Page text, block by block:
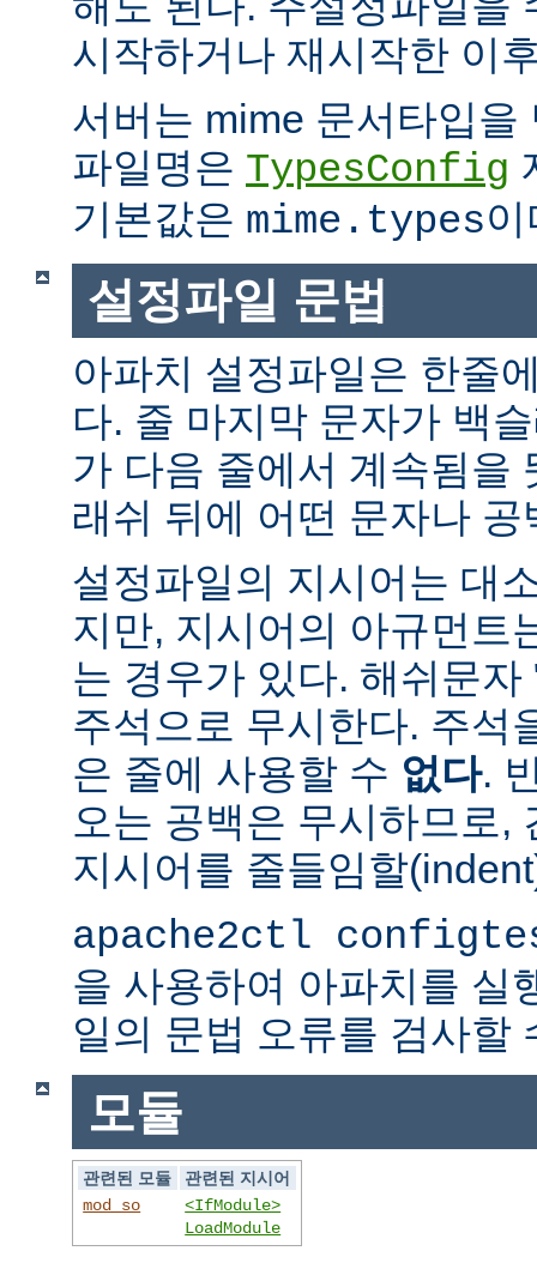
시작하거나 재시작한 이
서버는 mime 문서타입을
파일명은 TypesConfig
기본값은 mime.types이
설정파일 문법
아파치 설정파일은 한줄
다. 줄 마지막 문자가 백
가 다음 줄에서 계속됨을
래쉬 뒤에 어떤 문자나
설정파일의 지시어는 대
지만, 지시어의 아규먼트
는 경우가 있다. 해쉬문
주석으로 무시한다. 주석
은 줄에 사용할 수 없다.
오는 공백은 무시하므로,
지시어를 줄들임할
apache2ctl
을 사용하여 아파치를 실
일의 문법 오류를 검사할
모듈
관련된 모듈
관련된 지시어
mod_so
<IfModule>
LoadModule